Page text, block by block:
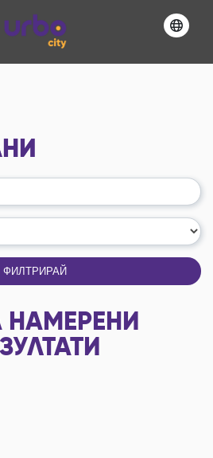
ФИЛТРИРАЙ
НАМЕРЕНИ